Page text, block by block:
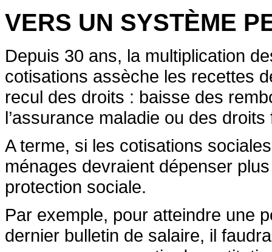
VERS UN SYSTÈME
Depuis 30 ans, la multiplication
cotisations assèche les recettes
recul des droits : baisse des
l’assurance maladie ou des
A terme, si les cotisations
ménages devraient dépenser
protection sociale.
Par exemple, pour atteindre une
dernier bulletin de salaire, il